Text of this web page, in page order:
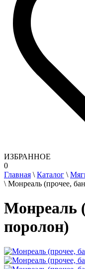
ИЗБРАННОЕ
0
Главная \ Каталог \
\ Монреаль (прочее,
Монреаль
поролон)